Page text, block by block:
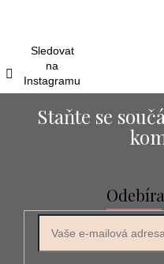
Sledovat
na
Instagramu
Staňte se